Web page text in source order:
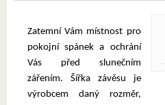
Zatemní Vám místnost pro
pokojní spánek a ochrání
Vás před slunečním
zářením. Šířka závěsu je
výrobcem daný rozměr,